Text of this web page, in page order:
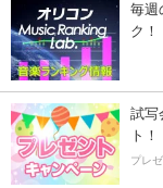
毎週
ク！
試写
ト！
プレ